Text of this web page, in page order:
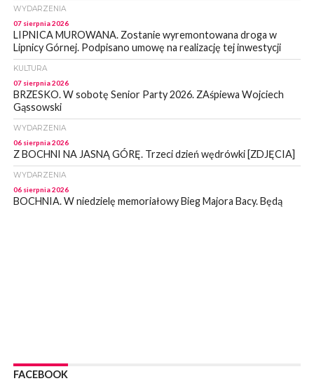
WYDARZENIA
07 sierpnia 2026
LIPNICA MUROWANA. Zostanie wyremontowana droga w
Lipnicy Górnej. Podpisano umowę na realizację tej inwestycji
KULTURA
07 sierpnia 2026
BRZESKO. W sobotę Senior Party 2026. ZAśpiewa Wojciech
Gąssowski
WYDARZENIA
06 sierpnia 2026
Z BOCHNI NA JASNĄ GÓRĘ. Trzeci dzień wędrówki [ZDJĘCIA]
WYDARZENIA
06 sierpnia 2026
BOCHNIA. W niedzielę memoriałowy Bieg Majora Bacy. Będą
06 sierpnia 2026
POWIAT BRZESKI. W Wytrzyszczce karetka zderzyła się z
FACEBOOK